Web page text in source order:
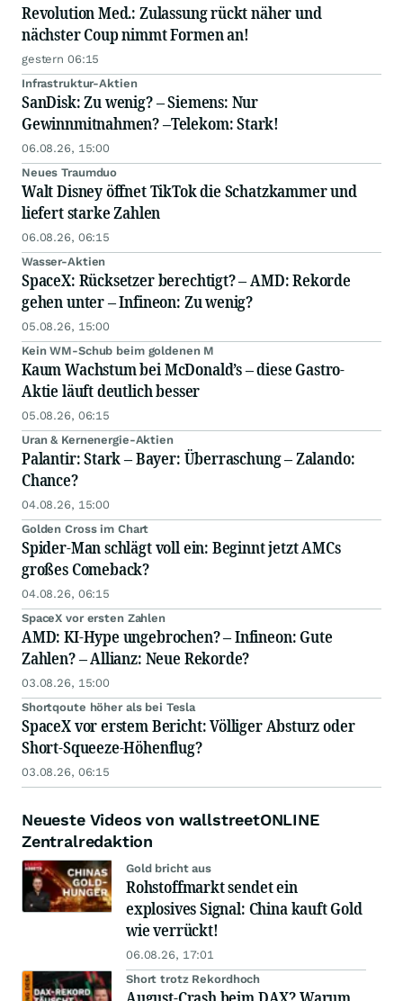
Revolution Med.: Zulassung rückt näher und
nächster Coup nimmt Formen an!
gestern 06:15
Infrastruktur-Aktien
SanDisk: Zu wenig? – Siemens: Nur
Gewinnmitnahmen? –Telekom: Stark!
06.08.26, 15:00
Neues Traumduo
Walt Disney öffnet TikTok die Schatzkammer und
liefert starke Zahlen
06.08.26, 06:15
Wasser-Aktien
SpaceX: Rücksetzer berechtigt? – AMD: Rekorde
gehen unter – Infineon: Zu wenig?
05.08.26, 15:00
Kein WM-Schub beim goldenen M
Kaum Wachstum bei McDonald’s – diese Gastro-
Aktie läuft deutlich besser
05.08.26, 06:15
Uran & Kernenergie-Aktien
Palantir: Stark – Bayer: Überraschung – Zalando:
Chance?
04.08.26, 15:00
Golden Cross im Chart
Spider-Man schlägt voll ein: Beginnt jetzt AMCs
großes Comeback?
04.08.26, 06:15
SpaceX vor ersten Zahlen
AMD: KI-Hype ungebrochen? – Infineon: Gute
Zahlen? – Allianz: Neue Rekorde?
03.08.26, 15:00
Shortqoute höher als bei Tesla
SpaceX vor erstem Bericht: Völliger Absturz oder
Short-Squeeze-Höhenflug?
03.08.26, 06:15
Neueste Videos von wallstreetONLINE
Zentralredaktion
Gold bricht aus
Rohstoffmarkt sendet ein
explosives Signal: China kauft Gold
wie verrückt!
06.08.26, 17:01
Short trotz Rekordhoch